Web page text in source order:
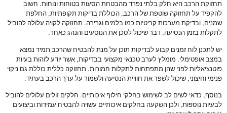
תחזוקת הרכב היא חלק בלתי נפרד מהבטחת הסעות בטוחות ונוחות. חשוב
להקפיד על תחזוקה שוטפת של הרכב, הכוללת בדיקות תקופתיות, החלפת
שמנים, ובדיקת מערכות קריטיות כמו בלמים וגרירה. תחזוקה לקויה עלולה להוביל
לתקלות בזמן הנסיעה, דבר שיכול לסכן את הנוסעים והנהג כאחד.
יש לתכנן לוח זמנים קבוע לבדיקות תוכן על מנת להבטיח שהרכב תמיד נמצא
במצב אופטימלי. מומלץ לערב טכנאי מקצועי בבדיקות, אשר יודע לזהות בעיות
פוטנציאליות לפני שהן מתפתחות לתקלות חמורות. תחזוקה כללית כוללת גם ניקוי
פנימי וחיצוני, שיכול לשפר את חוויית הנסיעה ולשמור על ערך הרכב בעתיד.
בנוסף, כדאי לשים לב לשימוש בחלקי חילוף איכותיים. חלקים זולים עלולים להוביל
לבעיות נוספות, ולכן השקעה בחלקים איכותיים עשויה להבטיח עמידות וביצועים